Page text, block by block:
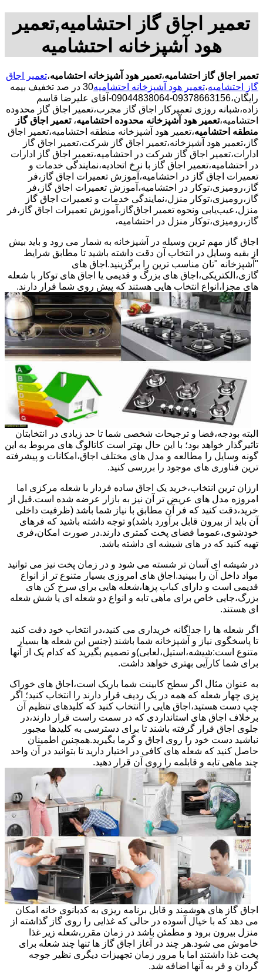
تعمیر اجاق گاز احتشامیه,تعمیر
هود آشپزخانه احتشامیه
تعمیر اجاق گاز احتشامیه،تعمیر هود آشپزخانه احتشامیه،تعمیر اجاق
گاز احتشامیه،تعمیر هود آشپزخانه احتشامیه
30 در صد تخفیف بیمه
رایگان،09378663156-09044838064-آقای علیرضا قاسم
زاده،شبانه روزی تعمیرکار اجاق گاز مجرب،تعمیر اجاق گاز محدوده
احتشامیه،تعمیر هود آشپزخانه محدوده احتشامیه، تعمیر اجاق گاز
منطقه احتشامیه،تعمیر هود آشپزخانه منطقه احتشامیه،تعمیر اجاق
گاز،تعمیر هود آشپزخانه،تعمیر اجاق گاز شرکت،تعمیر اجاق گاز
ادارات،تعمیر اجاق گاز شرکت در احتشامیه،تعمیر اجاق گاز ادارات
در احتشامیه،تعمیر اجاق گاز با نرخ اتحادیه،نمایندگی خدمات و
تعمیرات اجاق گاز در احتشامیه،آموزش تعمیرات اجاق گاز،فر
گاز،رومیزی،توکار در احتشامیه،آموزش تعمیرات اجاق گاز،فر
گاز،رومیزی،توکار منزل،نمایندگی خدمات و تعمیرات اجاق گاز
منزل،عیب‌یابی ونحوه تعمیر اجاق‌گاز،آموزش تعمیرات اجاق گاز،فر
گاز،رومیزی،توکار منزل در احتشامیه،
اجاق گاز مهم ترین وسیله در آشپزخانه به شمار می رود و باید بیش
از بقیه وسایل در انتخاب آن دقت داشته باشید تا مطابق شرایط
"آشپزخانه "تان مناسب ترین را برگزینید.اجاق های
گازی،الکتریکی،اجاق های بزرگ و قدیمی یا اجاق های توکار با شعله
های مجزا،انواع انتخاب هایی هستند که پیش روی شما قرار دارند.
البته بودجه،فضا و ترجیحات شخصی شما تا حد زیادی در انتخابتان
تاثیرگذار خواهد بود؛ با این حال بهتر است کاتالوگ های مربوط به این
گونه وسایل را مطالعه و مدل های مختلف اجاق،امکانات و پیشرفته
ترین فناوری های موجود را بررسی کنید.
ارزان ترین انتخاب،خرید یک اجاق ساده فردار با شعله مرکزی اما
امروزه مدل های عریض تر آن نیز به بازار عرضه شده است.قبل از
خرید،دقت کنید که فر آن مطابق با نیاز شما باشد (ظرفیت داخلی
آن باید از بیرون قابل برآورد باشد)و توجه داشته باشید که فرهای
خودشوی،عموما فضای پخت کمتری دارند.در صورت امکان،فری
تهیه کنید که در های شیشه ای داشته باشد.
در شیشه ای آسان تر شسته می شود و در زمان پخت نیز می توانید
مواد داخل آن را ببینید.اجاق های امروزی بسیار متنوع تر از انواع
قدیمی است و دارای کباب پزها،شعله هایی برای سرخ کن های
بزرگ،جایی خاص برای ماهی تابه و انواع دو شعله ای یا شش شعله
ای هستند.
اگر شعله ها را جداگانه خریداری می کنید،در انتخاب خود دقت کنید
تا پاسخگوی نیاز و آشپزخانه شما باشند (جنس این شعله ها بسیار
متنوع است:شیشه،استیل،لعابی)و تصمیم بگیرید که کدام یک از آنها
برای شما کارآیی بهتری خواهد داشت.
به عنوان مثال اگر سطح کابینت شما باریک است،اجاق های خوراک
پزی چهار شعله که همه در یک ردیف قرار دارند را انتخاب کنید؛ اگر
چپ دست هستید،اجاق هایی را انتخاب کنید که کلیدهای تنظیم آن
برخلاف اجاق های استانداردی که در سمت راست قرار دارند،در
جلوی اجاق قرار گرفته باشند تا برای دسترسی به کلیدها مجبور
نباشید دست خود را روی اجاق و گرما بگیرید.همچنین اطمینان
حاصل کنید که شعله های کافی در اختیار دارید تا بتوانید در آن واحد
چند ماهی تابه و قابلمه را روی آن قرار دهید.
اجاق گاز های هوشمند و قابل برنامه ریزی به کدبانوی خانه امکان
می دهد که با خیال آسوده در حالی که غذایی را روی گاز گذاشته از
منزل بیرون برود و مطمئن باشد در زمان مقرر،شعله زیر غذا
خاموش می شود.هر چند در آغاز اجاق گاز ها تنها چند شعله برای
پخت غذا داشتند اما با مرور زمان تجهیزات دیگری نظیر جوجه
گردان و فر به آنها اضافه شد.